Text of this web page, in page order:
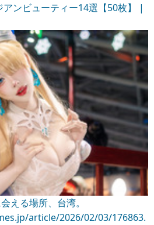
ンビューティー14選【50枚】 |
える場所、台湾。
article/2026/02/03/176863.